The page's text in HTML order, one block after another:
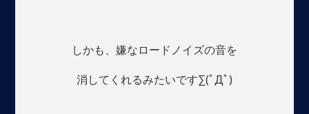
しかも、嫌なロードノイズの音を
消してくれるみたいです∑(ﾟДﾟ)